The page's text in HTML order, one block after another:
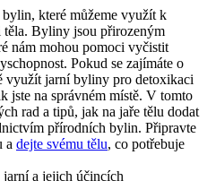
které ​můžeme využít ‌k‍
Byliny jsou ‌přirozeným
nám mohou⁣ pomoci vyčistit
Pokud se zajímáte o
využít jarní byliny pro detoxikaci
jste na správném místě. ⁤V ⁤tomto
rad a tipů, jak na jaře⁤ tělu dodat⁢
přírodních ⁣bylin. Připravte‍
dejte svému tělu,⁣ co ​potřebuje